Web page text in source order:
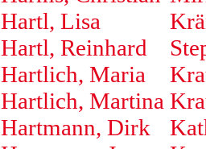
Hartl, Lisa
Hartl, Reinhard
Hartlich, Maria
Hartlich, Martina
Hartmann, Dirk